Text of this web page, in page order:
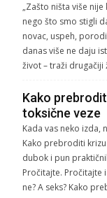
„Zašto ništa više
nego što smo stigli
novac, uspeh,
danas više ne daju
život – traži drugačiji
Kako
toksične veze
Kada vas neko izda,
Kako prebroditi
dubok i pun
Pročitajte. Pročitajte
ne? A seks? Kako